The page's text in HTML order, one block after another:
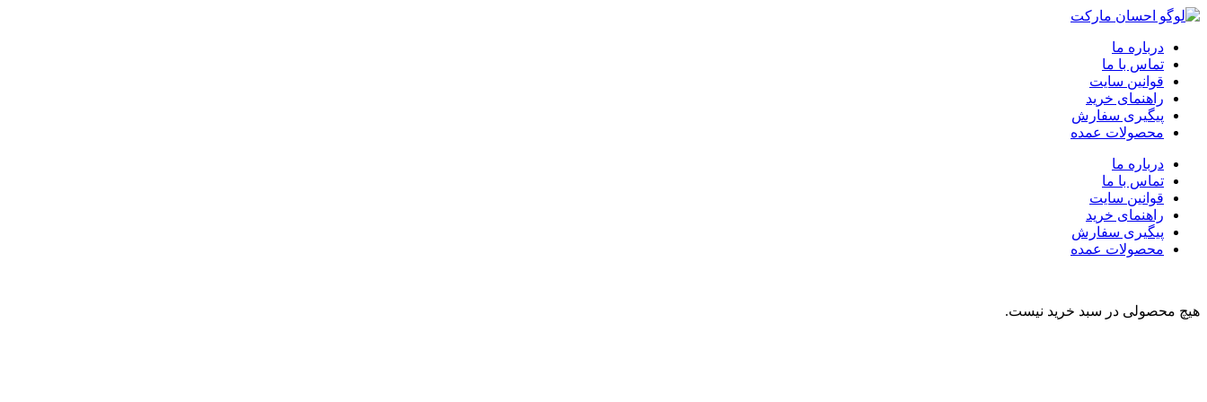
درباره ما
تماس با ما
قوانین سایت
راهنمای خرید
پیگیری سفارش
محصولات عمده
درباره ما
تماس با ما
قوانین سایت
راهنمای خرید
پیگیری سفارش
محصولات عمده
هیچ محصولی در سبد خرید نیست.